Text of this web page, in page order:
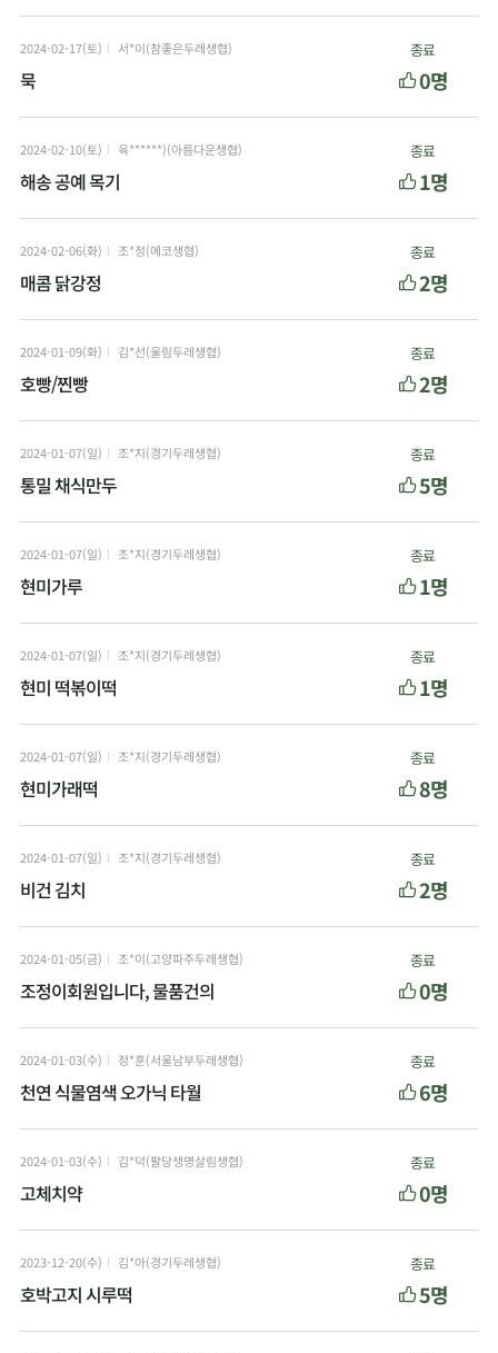
2024-02-17(토) 서*이(참좋은두레생협)
묵
종료
0명
2024-02-10(토) 육******)(아름다운생협)
해송 공예 목기
종료
1명
2024-02-06(화) 조*정(에코생협)
매콤 닭강정
종료
2명
2024-01-09(화) 김*선(울림두레생협)
호빵/찐빵
종료
2명
2024-01-07(일) 조*지(경기두레생협)
통밀 채식만두
종료
5명
2024-01-07(일) 조*지(경기두레생협)
현미가루
종료
1명
2024-01-07(일) 조*지(경기두레생협)
현미 떡볶이떡
종료
1명
2024-01-07(일) 조*지(경기두레생협)
현미가래떡
종료
8명
2024-01-07(일) 조*지(경기두레생협)
비건 김치
종료
2명
2024-01-05(금) 조*이(고양파주두레생협)
조정이회원입니다, 물품건의
종료
0명
2024-01-03(수) 정*훈(서울남부두레생협)
천연 식물염색 오가닉 타월
종료
6명
2024-01-03(수) 김*덕(팔당생명살림생협)
고체치약
종료
0명
2023-12-20(수) 김*아(경기두레생협)
호박고지 시루떡
종료
5명